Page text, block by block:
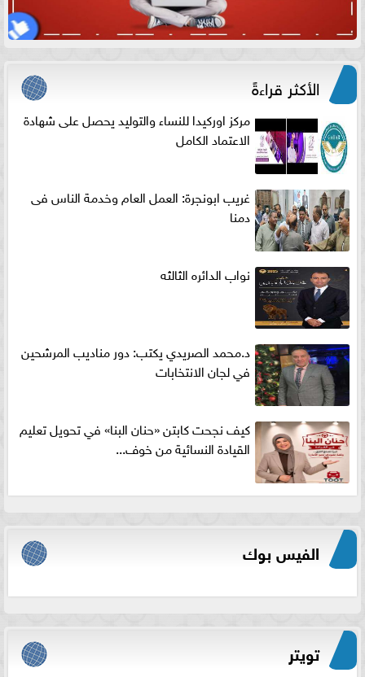
الأكثر قراءةً
مركز اوركيدا للنساء والتوليد يحصل على شهادة
الاعتماد الكامل
غريب ابونجرة: العمل العام وخدمة الناس فى
دمنا
نواب الدائره الثالثه
د.محمد الصريدي يكتب: دور مناديب المرشحين
في لجان الانتخابات
كيف نجحت كابتن «حنان البنا» في تحويل تعليم
القيادة النسائية من خوف...
الفيس بوك
تويتر